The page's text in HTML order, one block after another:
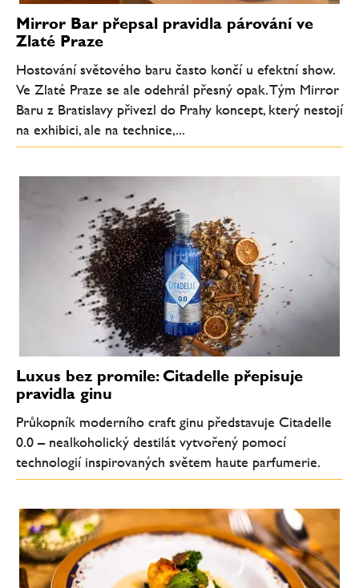
Mirror Bar přepsal pravidla párování ve
Zlaté Praze
Hostování světového baru často končí u efektní show.
Ve Zlaté Praze se ale odehrál přesný opak. Tým Mirror
Baru z Bratislavy přivezl do Prahy koncept, který nestojí
na exhibici, ale na technice,...
Luxus bez promile: Citadelle přepisuje
pravidla ginu
Průkopník moderního craft ginu představuje Citadelle
0.0 – nealkoholický destilát vytvořený pomocí
technologií inspirovaných světem haute parfumerie.